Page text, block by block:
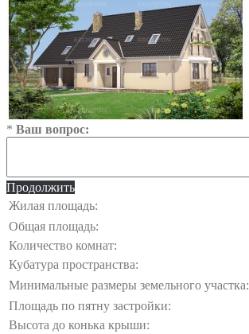
* Ваш вопрос:
Продолжить
Жилая площадь:
Общая площадь:
Количество комнат:
Кубатура пространства:
Минимальные размеры земельного участка:
Площадь по пятну застройки:
Высота до конька крыши: